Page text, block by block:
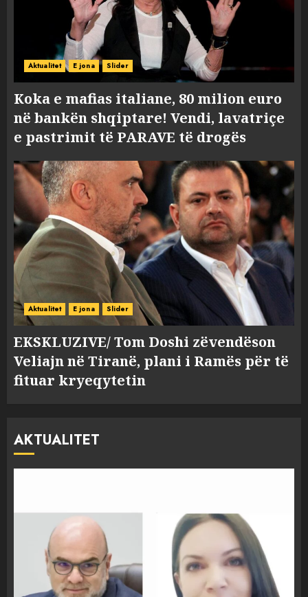
Aktualitet E jona Slider
Koka e mafias italiane, 80 milion euro
në bankën shqiptare! Vendi, lavatriçe
e pastrimit të PARAVE të drogës
Aktualitet E jona Slider
EKSKLUZIVE/ Tom Doshi zëvendëson
Veliajn në Tiranë, plani i Ramës për të
fituar kryeqytetin
AKTUALITET